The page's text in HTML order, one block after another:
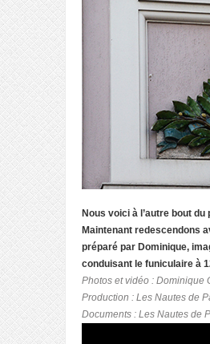
Nous voici à l’autre bout du
Maintenant redescendons
préparé par Dominique,
conduisant le funiculaire à
Photos et vidéo : Dominique
Production : Les Nautes de
Documents : Les Nautes de